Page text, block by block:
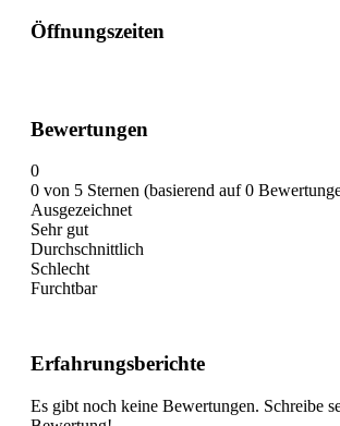
Öffnungszeiten
Bewertungen
0
0 von 5 Sternen (basierend auf 0
Ausgezeichnet
Sehr gut
Durchschnittlich
Schlecht
Furchtbar
Erfahrungsberichte
Es gibt noch keine Bewertungen. Schreibe